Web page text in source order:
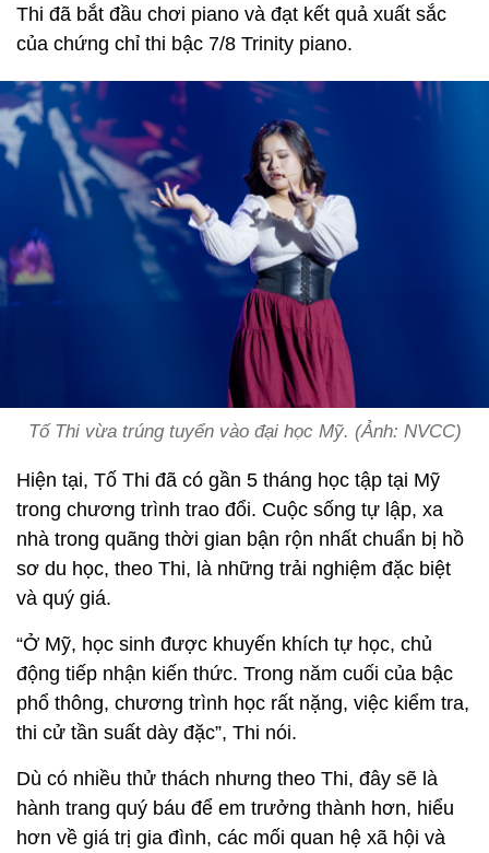
Thi đã bắt đầu chơi piano và đạt kết quả xuất sắc
của chứng chỉ thi bậc 7/8 Trinity piano.
Tố Thi vừa trúng tuyển vào đại học Mỹ. (Ảnh: NVCC)
Hiện tại, Tố Thi đã có gần 5 tháng học tập tại Mỹ
trong chương trình trao đổi. Cuộc sống tự lập, xa
nhà trong quãng thời gian bận rộn nhất chuẩn bị hồ
sơ du học, theo Thi, là những trải nghiệm đặc biệt
và quý giá.
“Ở Mỹ, học sinh được khuyến khích tự học, chủ
động tiếp nhận kiến thức. Trong năm cuối của bậc
phổ thông, chương trình học rất nặng, việc kiểm tra,
thi cử tần suất dày đặc”, Thi nói.
Dù có nhiều thử thách nhưng theo Thi, đây sẽ là
hành trang quý báu để em trưởng thành hơn, hiểu
hơn về giá trị gia đình, các mối quan hệ xã hội và